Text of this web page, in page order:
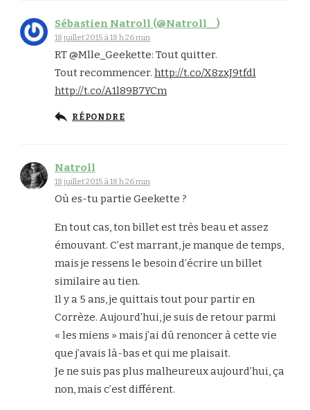
Sébastien Natroll (@Natroll__)
18 juillet 2015 à 18 h 26 min
RT @Mlle_Geekette: Tout quitter.
Tout recommencer. http://t.co/X8zxJ9tfdl
http://t.co/A1l89B7YCm
RÉPONDRE
Natroll
18 juillet 2015 à 18 h 26 min
Où es-tu partie Geekette ?
En tout cas, ton billet est très beau et assez
émouvant. C’est marrant, je manque de temps,
mais je ressens le besoin d’écrire un billet
similaire au tien.
Il y a 5 ans, je quittais tout pour partir en
Corrèze. Aujourd’hui, je suis de retour parmi
« les miens » mais j’ai dû renoncer à cette vie
que j’avais là-bas et qui me plaisait.
Je ne suis pas plus malheureux aujourd’hui, ça
non, mais c’est différent.